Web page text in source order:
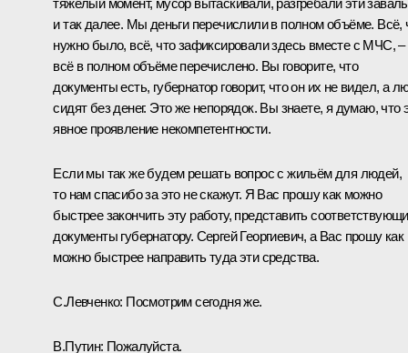
и так далее. Мы деньги перечислили в полном объёме. Всё,
нужно было, всё, что зафиксировали здесь вместе с МЧС, –
всё в полном объёме перечислено. Вы говорите, что
документы есть, губернатор говорит, что он их не видел, а
сидят без денег. Это же непорядок. Вы знаете, я думаю, что
явное проявление некомпетентности.
Если мы так же будем решать вопрос с жильём для людей,
то нам спасибо за это не скажут. Я Вас прошу как можно
быстрее закончить эту работу, представить
документы губернатору. Сергей Георгиевич, а Вас прошу как
можно быстрее направить туда эти средства.
С.Левченко: Посмотрим сегодня же.
В.Путин: Пожалуйста.